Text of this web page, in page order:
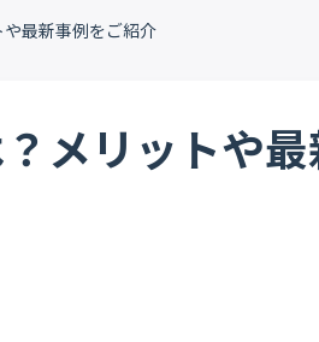
最新事例をご紹介
メリットや